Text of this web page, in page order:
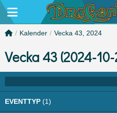
/ Kalender / Vecka 43, 2024
Vecka 43 (2024-
EVENTTYP (1)